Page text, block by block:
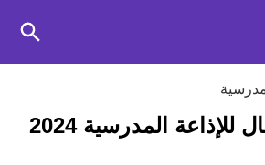
المدرسية 2024